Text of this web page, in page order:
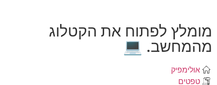
לפתוח את הקטלוג
💻